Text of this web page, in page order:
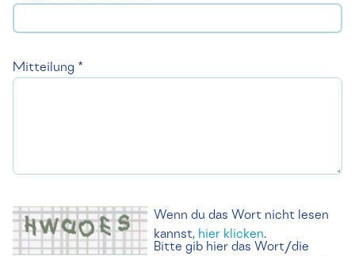
Mitteilung *
Wenn du das Wort nicht lesen
kannst, hier klicken.
Bitte gib hier das Wort/die